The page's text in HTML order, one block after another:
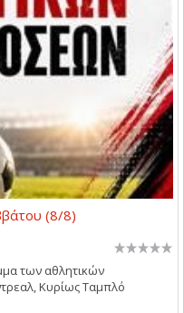
(8/8)
των αθλητικών
Κυρίως Ταμπλό